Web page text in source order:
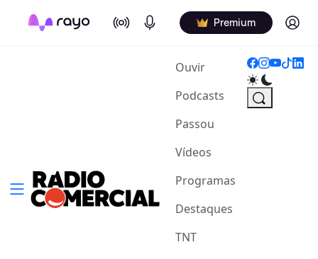
On Air Podcasts Premium Log in
Ouvir(current)
Podcasts
Passou
Vídeos
Programas
Destaques
TNT